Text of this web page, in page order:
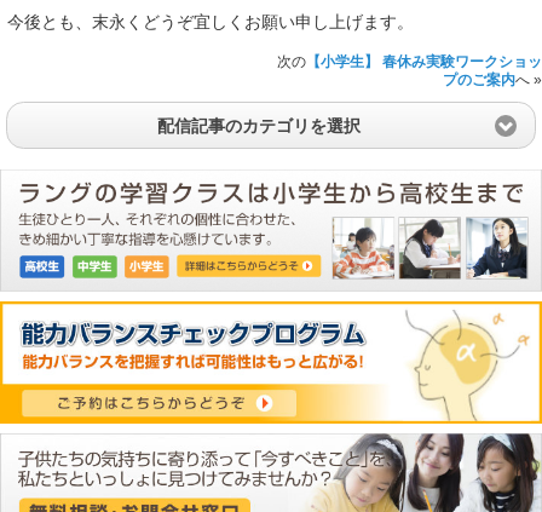
今後とも、末永くどうぞ宜しくお願い申し上げます。
次の 【小学生】 春休み実験ワークショッ
プのご案内へ »
配信記事のカテゴリを選択